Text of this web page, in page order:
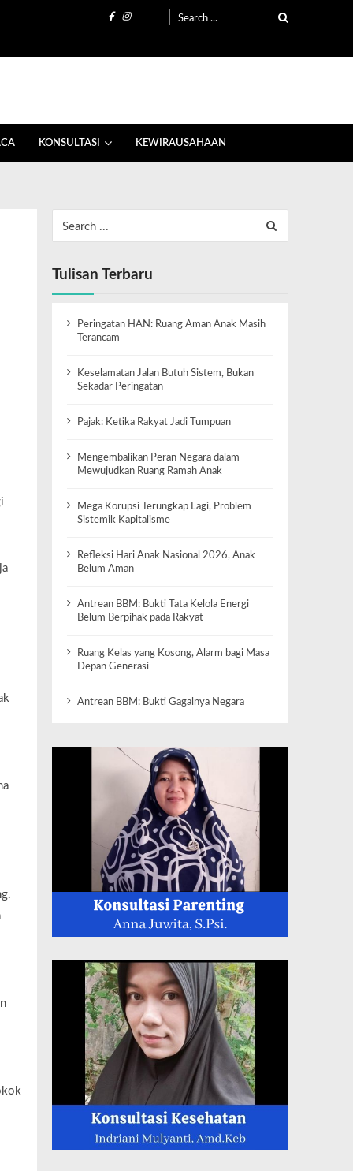
KONSULTASI KEWIRAUSAHAAN
Tulisan Terbaru
Peringatan HAN: Ruang Aman Anak Masih
Terancam
Keselamatan Jalan Butuh Sistem, Bukan
Sekadar Peringatan
Pajak: Ketika Rakyat Jadi Tumpuan
Mengembalikan Peran Negara dalam
Mewujudkan Ruang Ramah Anak
Mega Korupsi Terungkap Lagi, Problem
Sistemik Kapitalisme
Refleksi Hari Anak Nasional 2026, Anak
Belum Aman
Antrean BBM: Bukti Tata Kelola Energi
Belum Berpihak pada Rakyat
Ruang Kelas yang Kosong, Alarm bagi Masa
Depan Generasi
Antrean BBM: Bukti Gagalnya Negara